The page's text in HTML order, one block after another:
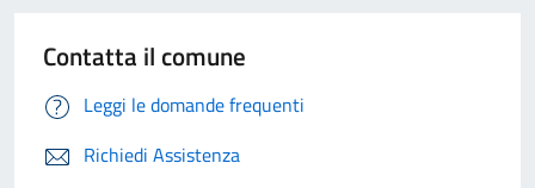
Contatta il comune
Leggi le domande frequenti
Richiedi Assistenza